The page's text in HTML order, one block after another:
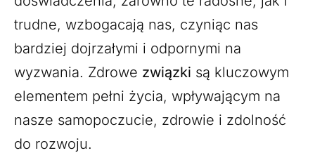
trudne, wzbogacają nas, czyniąc nas
bardziej dojrzałymi i odpornymi na
wyzwania. Zdrowe związki są kluczowym
elementem pełni życia, wpływającym na
nasze samopoczucie, zdrowie i zdolność
do rozwoju.